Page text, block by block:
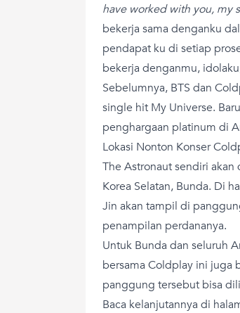
have worked with you, my
bekerja sama denganku
pendapat ku di setiap
bekerja denganmu,
Sebelumnya, BTS dan
single hit My Universe.
penghargaan platinum di
Lokasi Nonton Konser
The Astronaut sendiri
Korea Selatan, Bunda. Di
Jin akan tampil di
penampilan perdananya.
Untuk Bunda dan seluruh
bersama Coldplay ini juga
panggung tersebut bisa
Baca kelanjutannya di